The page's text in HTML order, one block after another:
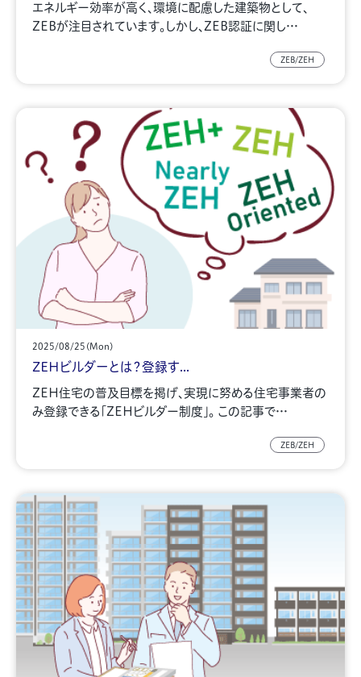
エネルギー効率が高く、環境に配慮した建築物として、
ZEBが注目されています。しかし、ZEB認証に関し…
ZEB/ZEH
2025/08/25(Mon)
ZEHビルダーとは？登録す...
ZEH住宅の普及目標を掲げ、実現に努める住宅事業者の
み登録できる「ZEHビルダー制度」。 この記事で…
ZEB/ZEH